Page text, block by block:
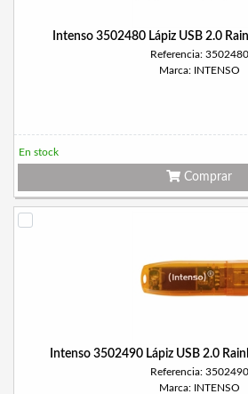
Intenso 3502480 Lápiz USB 2.0
Referencia: 3502480
Marca: INTENSO
En stock
Comprar
Intenso 3502490 Lápiz USB 2.0
Referencia: 3502490
Marca: INTENSO